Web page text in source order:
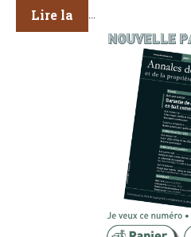
Lire la ...